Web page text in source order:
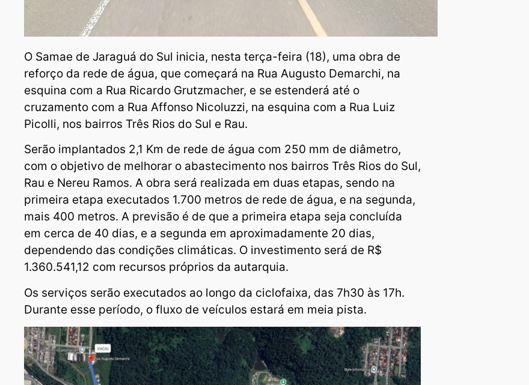
O Samae de Jaraguá do Sul inicia, nesta terça-feira (18), uma obra de
reforço da rede de água, que começará na Rua Augusto Demarchi, na
esquina com a Rua Ricardo Grutzmacher, e se estenderá até o
cruzamento com a Rua Affonso Nicoluzzi, na esquina com a Rua Luiz
Picolli, nos bairros Três Rios do Sul e Rau.
Serão implantados 2,1 Km de rede de água com 250 mm de diâmetro,
com o objetivo de melhorar o abastecimento nos bairros Três Rios do Sul,
Rau e Nereu Ramos. A obra será realizada em duas etapas, sendo na
primeira etapa executados 1.700 metros de rede de água, e na segunda,
mais 400 metros. A previsão é de que a primeira etapa seja concluída
em cerca de 40 dias, e a segunda em aproximadamente 20 dias,
dependendo das condições climáticas. O investimento será de R$
1.360.541,12 com recursos próprios da autarquia.
Os serviços serão executados ao longo da ciclofaixa, das 7h30 às 17h.
Durante esse período, o fluxo de veículos estará em meia pista.